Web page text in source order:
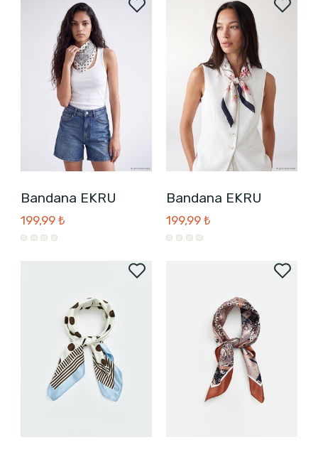
Bandana EKRU
199,99 ₺
Bandana EKRU
199,99 ₺